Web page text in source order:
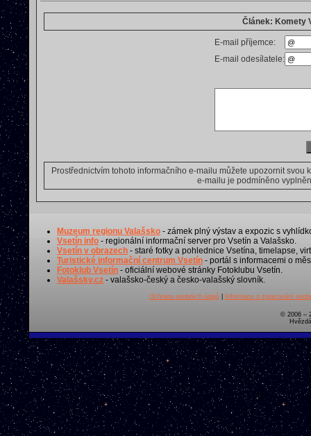
Článek: Komety
E-mail příjemce:
E-mail odesílatele:
Prostřednictvím tohoto informačního e-mailu můžete upozornit
e-mailu je podmíněno
Muzeum regionu Valašsko - zámek plný výstav a expozic s
Vsetín info - regionální informační server pro Vsetín a Valašsko.
Vsetín v obrazech - staré fotky a pohlednice Vsetína, timelapse,
Turistické informační centrum Vsetín - portál s informacemi o
Fotoklub Vsetín - oficiální webové stránky Fotoklubu Vsetín.
Valašsky.cz - valašsko-český a česko-valašský slovník.
Ochrana osobních údajů| Informace o zpracování
© 2006 –